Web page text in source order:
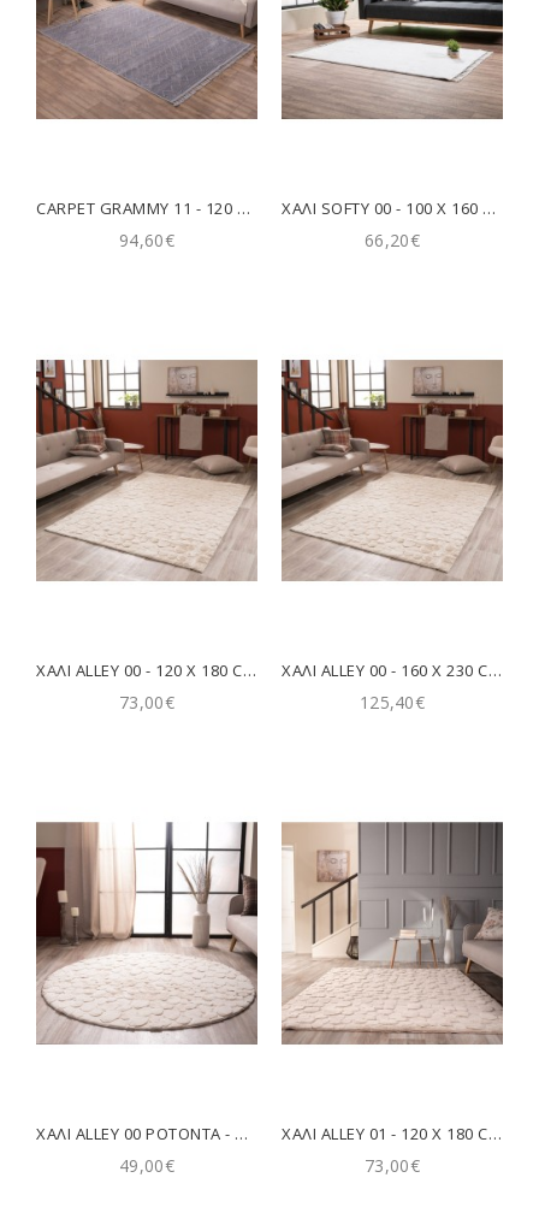
CARPET GRAMMY 11 - 120 X 180 CM TEORAN
94,60€
ΧΑΛΊ SOFTY 00 - 100 X 160 CM TEORAN
66,20€
ΧΑΛΊ ALLEY 00 - 120 X 180 CM TEORAN
73,00€
ΧΑΛΊ ALLEY 00 - 160 X 230 CM TEORAN
125,40€
ΧΑΛΊ ALLEY 00 ΡΟΤΌΝΤΑ - ΡΟΤΌΝΤΑ Φ120 CM TEORAN
49,00€
ΧΑΛΊ ALLEY 01 - 120 X 180 CM TEORAN
73,00€